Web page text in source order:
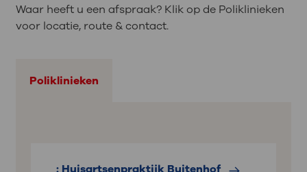
Waar heeft u een afspraak? Klik op de Poliklinieken
voor locatie, route & contact.
Poliklinieken